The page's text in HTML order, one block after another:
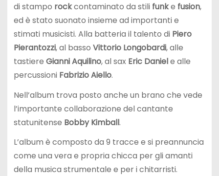
di stampo rockcontaminato da stili funke fusion,
ed è stato suonato insieme ad importanti e
stimati musicisti. Alla batteria il talento di Piero
Pierantozzi, al basso Vittorio Longobardi, alle
tastiere Gianni Aquilino, al sax Eric Daniele alle
percussioni Fabrizio Aiello.
Nell’album trova posto anche un brano che vede
l’importante collaborazione del cantante
statunitense Bobby Kimball.
L’album è composto da 9 tracce e si preannuncia
come una vera e propria chicca per gli amanti
della musica strumentale e per i chitarristi.